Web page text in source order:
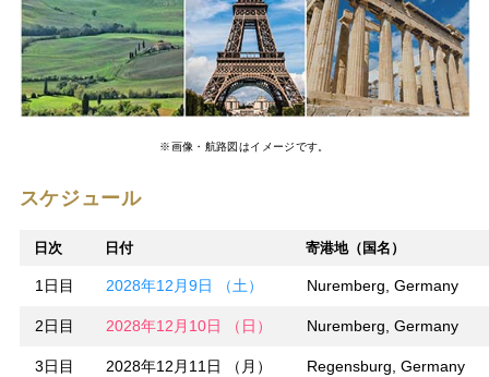
※画像・航路図はイメージです。
スケジュール
日次 日付 寄港地（国名）
1日目 2028年12月9日 （土） Nuremberg, Germany
2日目 2028年12月10日 （日） Nuremberg, Germany
3日目 2028年12月11日 （月） Regensburg, Germany